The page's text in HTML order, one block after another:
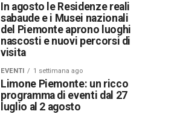
In agosto le Residenze reali
sabaude e i Musei nazionali
del Piemonte aprono luoghi
nascosti e nuovi percorsi di
visita
EVENTI 1 settimana ago
Limone Piemonte: un ricco
programma di eventi dal 27
luglio al 2 agosto